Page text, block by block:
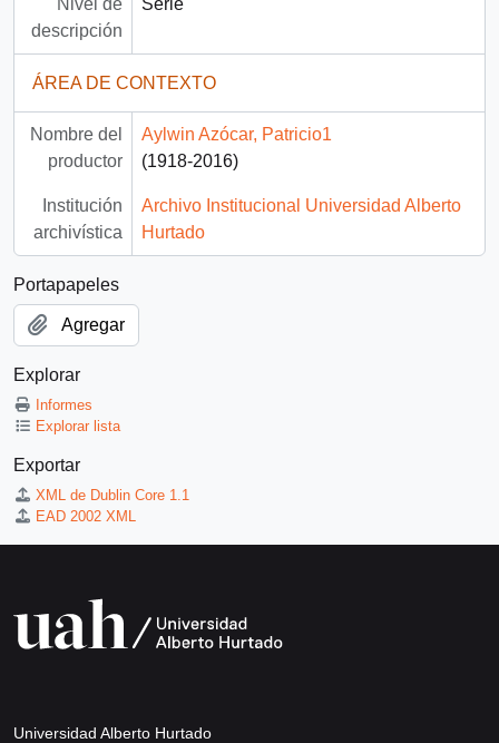
Nivel de
descripción
Serie
ÁREA DE CONTEXTO
Nombre del
productor
Aylwin Azócar, Patricio1
(1918-2016)
Institución
archivística
Archivo Institucional Universidad Alberto
Hurtado
Portapapeles
Agregar
Explorar
Informes
Explorar lista
Exportar
XML de Dublin Core 1.1
EAD 2002 XML
Universidad Alberto Hurtado